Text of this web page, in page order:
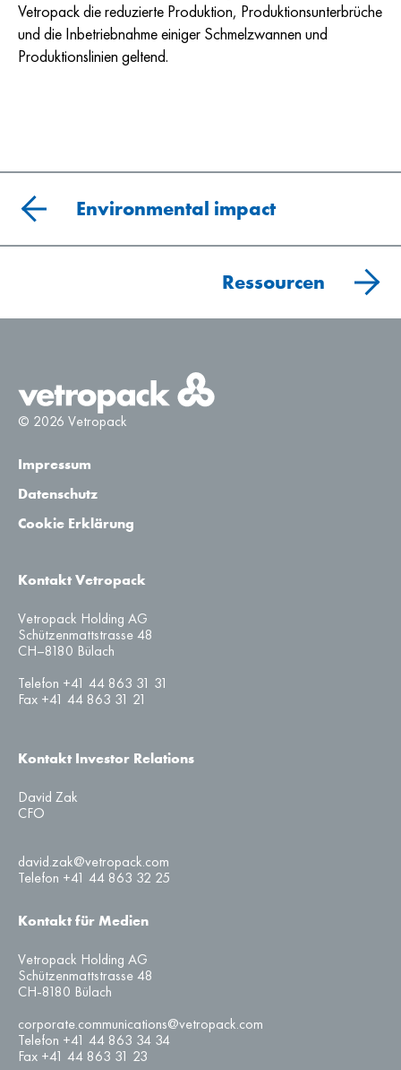
Vetropack die reduzierte Produktion, Produktionsunterbrüche
und die Inbetriebnahme einiger Schmelzwannen und
Produktionslinien geltend.
Environmental impact
Ressourcen
© 2026 Vetropack
Impressum
Datenschutz
Cookie Erklärung
Kontakt Vetropack
Vetropack Holding AG
Schützenmattstrasse 48
CH–8180 Bülach
Telefon +41 44 863 31 31
Fax +41 44 863 31 21
Kontakt Investor Relations
David Zak
CFO
david.zak@vetropack.com
Telefon +41 44 863 32 25
Kontakt für Medien
Vetropack Holding AG
Schützenmattstrasse 48
CH-8180 Bülach
corporate.communications@vetropack.com
Telefon +41 44 863 34 34
Fax +41 44 863 31 23